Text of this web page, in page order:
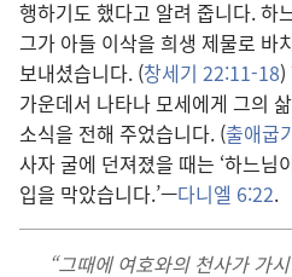
행하기도 했다고 알려 줍니다. 하
그가 아들 이삭을 희생 제물로 바
보내셨습니다. (창세기 22:11-18)
가운데서 나타나 모세에게 그의
소식을 전해 주었습니다. (출애굽
사자 굴에 던져졌을 때는 ‘하느님
입을 막았습니다.’—다니엘 6:22.
“그때에 여호와의 천사가 가